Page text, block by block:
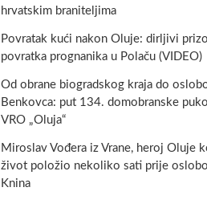
hrvatskim braniteljima
Povratak kući nakon Oluje: dirljivi
povratka prognanika u Polaču (VIDEO)
Od obrane biogradskog kraja do
Benkovca: put 134. domobranske
VRO „Oluja“
Miroslav Vođera iz Vrane, heroj Oluje
život položio nekoliko sati prije
Knina